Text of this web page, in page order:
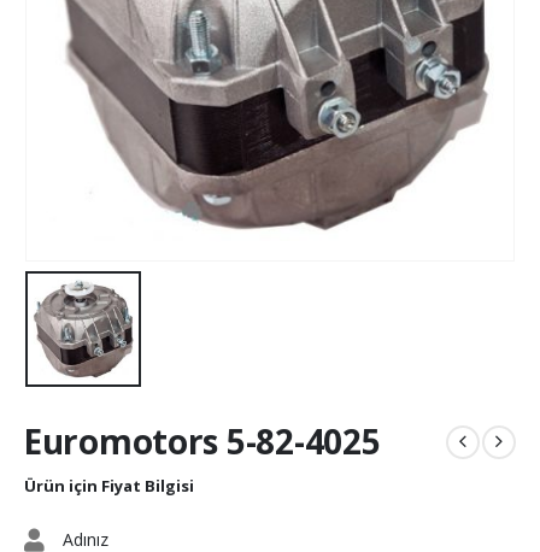
Euromotors 5-82-4025
Ürün için Fiyat Bilgisi
Adınız